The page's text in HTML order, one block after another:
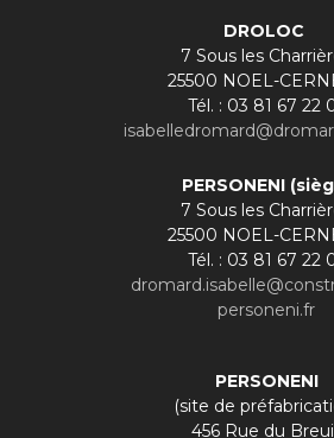
DROLOC
7 Sous les
25500 NOEL-
Tél. : 03 81 67 22
PERSONENI
7 Sous les
25500 NOEL-
Tél. : 03 81 67 22
personeni.fr
PERSONENI
(site de
456 Rue du